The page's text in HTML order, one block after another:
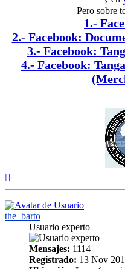
Pero sobre
1.-
2.- Facebook:
3.- Facebook:
4.- Facebook:
the_barto
Usuario experto
Mensajes: 1114
Registrado: 13 Nov